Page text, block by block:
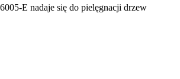
E nadaje się do pielęgnacji drzew